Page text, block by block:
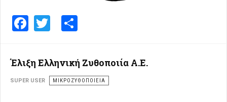
Facebook
Twitter
Έλιξη Ελληνική Ζυθοποιία A.E.
SUPER USER ΜΙΚΡΟΖΥΘΟΠΟΙΕΊΑ